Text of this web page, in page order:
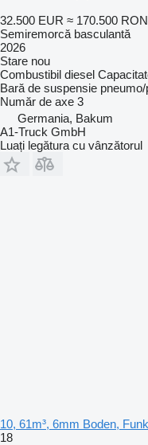
32.500 EUR ≈ 170.500 RON
Semiremorcă basculantă
2026
Stare nou
Combustibil diesel
Bară de suspensie
Număr de axe 3
Germania, Bakum
A1-Truck GmbH
Luați legătura cu vânzătorul
10, 61m³, 6mm Boden,
18